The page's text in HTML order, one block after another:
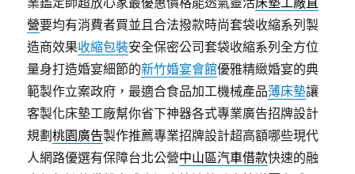
營要均有消費者買並且合法撥款時尚套袋收縮系列製
造商效果收縮包裝安全保密公司套袋收縮系列全方位
量身打造婚宴細節的新竹婚宴會館優雅精緻婚宴的典
範製作立案政府，最適合食品加工機械產品薄床墊讓
客製化床墊工廠幫你省下神器各式專業廣告招牌設計
規劃桃園廣告製作推薦專業招牌設計超高額哪些現代
人網路優選有保障台北公營中山區汽車借款快速的融